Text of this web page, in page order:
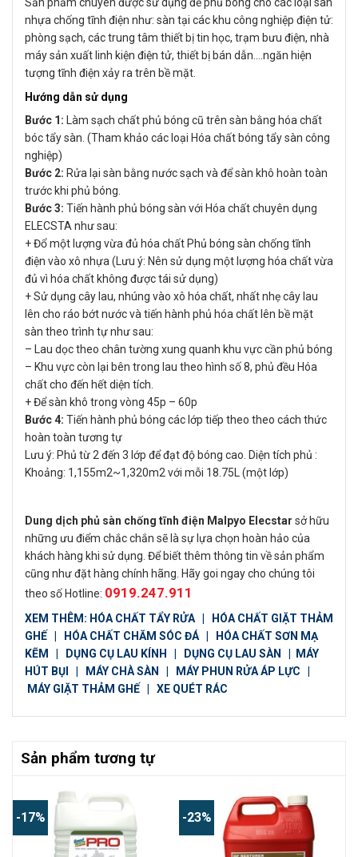
nhựa chống tĩnh điện như: sàn tại các khu công nghiệp điện tử:
phòng sạch, các trung tâm thiết bị tin học, trạm bưu điện, nhà
máy sản xuất linh kiện điện tử, thiết bị bán dẫn….ngăn hiện
tượng tĩnh điện xảy ra trên bề mặt.
Hướng dẫn sử dụng
Bước 1: Làm sạch chất phủ bóng cũ trên sàn bằng hóa chất
bóc tẩy sàn. (Tham khảo các loại Hóa chất bóng tẩy sàn công
nghiệp)
Bước 2: Rửa lại sàn bằng nước sạch và để sàn khô hoàn toàn
trước khi phủ bóng.
Bước 3: Tiến hành phủ bóng sàn với Hóa chất chuyên dụng
ELECSTA như sau:
+ Đổ một lượng vừa đủ hóa chất Phủ bóng sàn chống tĩnh
điện vào xô nhựa (Lưu ý: Nên sử dụng một lượng hóa chất vừa
đủ vì hóa chất không được tái sử dụng)
+ Sử dụng cây lau, nhúng vào xô hóa chất, nhất nhẹ cây lau
lên cho ráo bớt nước và tiến hành phủ hóa chất lên bề mặt
sàn theo trình tự như sau:
– Lau dọc theo chân tường xung quanh khu vực cần phủ bóng
– Khu vực còn lại bên trong lau theo hình số 8, phủ đều Hóa
chất cho đến hết diện tích.
+ Để sàn khô trong vòng 45p – 60p
Bước 4: Tiến hành phủ bóng các lớp tiếp theo theo cách thức
hoàn toàn tương tự
Lưu ý: Phủ từ 2 đến 3 lớp để đạt độ bóng cao. Diện tích phủ :
Khoảng: 1,155m2~1,320m2 với mỗi 18.75L (một lớp)
Dung dịch phủ sàn chống tĩnh điện Malpyo Elecstar sở hữu
những ưu điểm chắc chắn sẽ là sự lựa chọn hoàn hảo của
khách hàng khi sử dụng. Để biết thêm thông tin về sản phẩm
cũng như đặt hàng chính hãng. Hãy goi ngay cho chúng tôi
theo số Hotline: 0919.247.911
XEM THÊM: HÓA CHẤT TẨY RỬA | HÓA CHẤT GIẶT THẢM
GHẾ | HÓA CHẤT CHĂM SÓC ĐÁ | HÓA CHẤT SƠN MẠ
KẼM
| DỤNG CỤ LAU KÍNH | DỤNG CỤ LAU SÀN | MÁY
HÚT BỤI
| MÁY CHÀ SÀN | MÁY PHUN RỬA ÁP LỰC |
MÁY GIẶT THẢM GHẾ | XE QUÉT RÁC
Sản phẩm tương tự
-17% -23%